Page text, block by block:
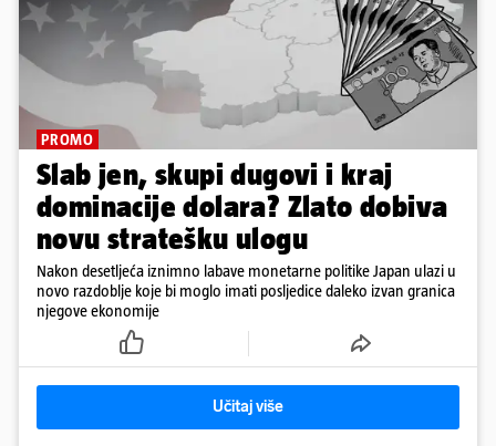
PROMO
Slab jen, skupi dugovi i kraj
dominacije dolara? Zlato dobiva
novu stratešku ulogu
Nakon desetljeća iznimno labave monetarne politike Japan ulazi u
novo razdoblje koje bi moglo imati posljedice daleko izvan granica
njegove ekonomije
Učitaj više